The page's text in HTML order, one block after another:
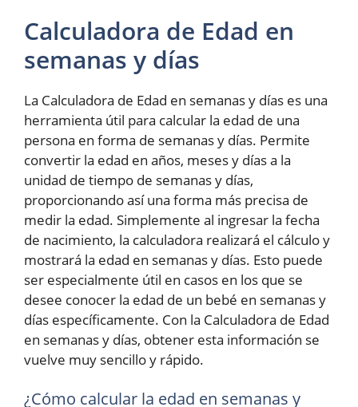
Calculadora de Edad en
semanas y días
La Calculadora de Edad en semanas y días es una
herramienta útil para calcular la edad de una
persona en forma de semanas y días. Permite
convertir la edad en años, meses y días a la
unidad de tiempo de semanas y días,
proporcionando así una forma más precisa de
medir la edad. Simplemente al ingresar la fecha
de nacimiento, la calculadora realizará el cálculo y
mostrará la edad en semanas y días. Esto puede
ser especialmente útil en casos en los que se
desee conocer la edad de un bebé en semanas y
días específicamente. Con la Calculadora de Edad
en semanas y días, obtener esta información se
vuelve muy sencillo y rápido.
¿Cómo calcular la edad en semanas y